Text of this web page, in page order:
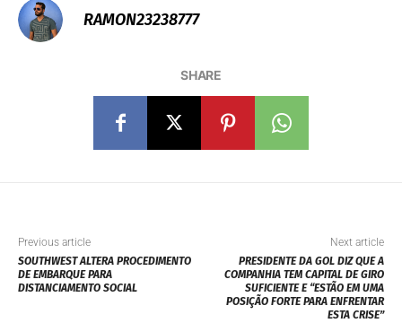
RAMON23238777
SHARE
Previous article
SOUTHWEST ALTERA PROCEDIMENTO
DE EMBARQUE PARA
DISTANCIAMENTO SOCIAL
Next article
PRESIDENTE DA GOL DIZ QUE A
COMPANHIA TEM CAPITAL DE GIRO
SUFICIENTE E “ESTÃO EM UMA
POSIÇÃO FORTE PARA ENFRENTAR
ESTA CRISE”